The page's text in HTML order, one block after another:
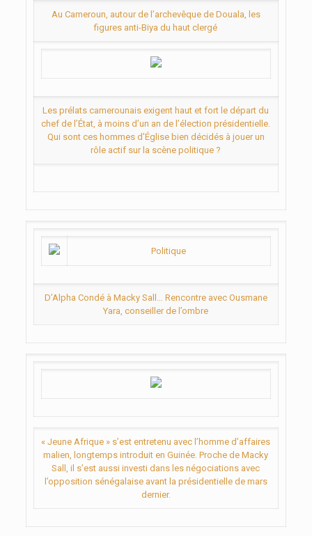
Au Cameroun, autour de l’archevêque de Douala, les
figures anti-Biya du haut clergé
Les prélats camerounais exigent haut et fort le départ du
chef de l’État, à moins d’un an de l’élection présidentielle.
Qui sont ces hommes d’Église bien décidés à jouer un
rôle actif sur la scène politique ?
Politique
D’Alpha Condé à Macky Sall… Rencontre avec Ousmane
Yara, conseiller de l’ombre
« Jeune Afrique » s’est entretenu avec l’homme d’affaires
malien, longtemps introduit en Guinée. Proche de Macky
Sall, il s’est aussi investi dans les négociations avec
l’opposition sénégalaise avant la présidentielle de mars
dernier.